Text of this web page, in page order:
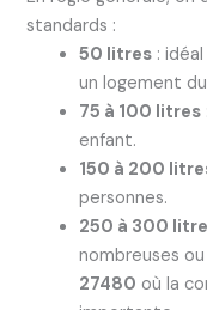
standards :
50 litres: idéal
un logement du
75 à 100 litres
enfant.
150 à 200
personnes.
250 à 300
nombreuses
27480 où la